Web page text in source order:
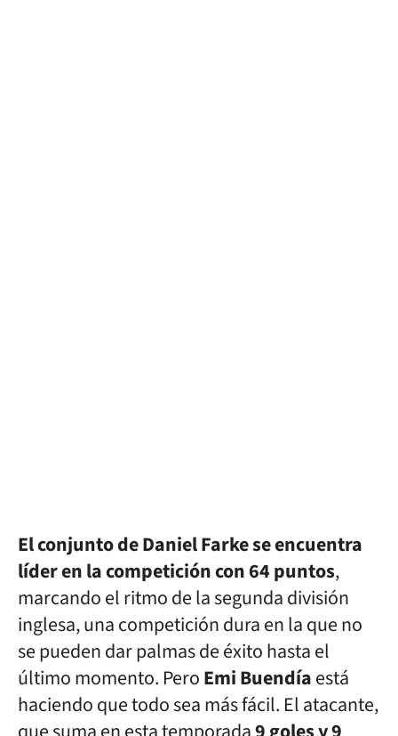
El conjunto de Daniel Farke se encuentra
líder en la competición con 64 puntos,
marcando el ritmo de la segunda división
inglesa, una competición dura en la que no
se pueden dar palmas de éxito hasta el
último momento. PeroEmi Buendíaestá
haciendo que todo sea más fácil. El atacante,